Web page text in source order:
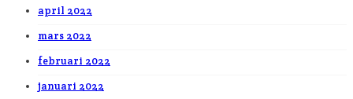
april 2022
mars 2022
februari 2022
januari 2022